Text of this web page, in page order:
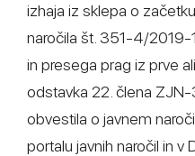
izhaja iz sklepa o
naročila št. 351-4/
in presega prag iz prve
odstavka 22. člena
obvestila o javnem
portalu javnih naročil in v